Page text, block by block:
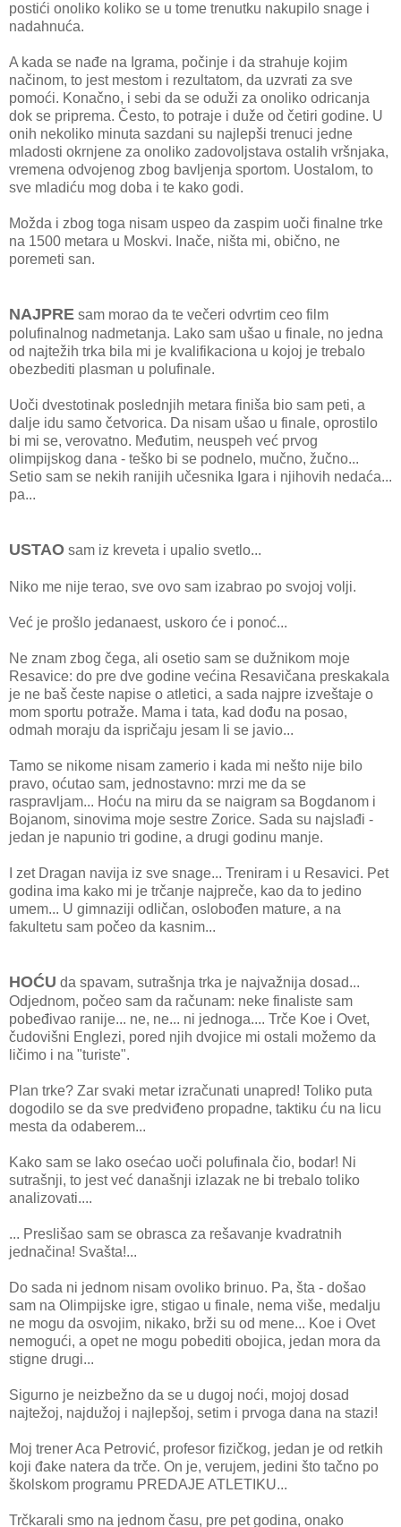
postići onoliko koliko se u tome trenutku nakupilo snage i
nadahnuća.
A kada se nađe na Igrama, počinje i da strahuje kojim
načinom, to jest mestom i rezultatom, da uzvrati za sve
pomoći. Konačno, i sebi da se oduži za onoliko odricanja
dok se priprema. Često, to potraje i duže od četiri godine. U
onih nekoliko minuta sazdani su najlepši trenuci jedne
mladosti okrnjene za onoliko zadovoljstava ostalih vršnjaka,
vremena odvojenog zbog bavljenja sportom. Uostalom, to
sve mladiću mog doba i te kako godi.
Možda i zbog toga nisam uspeo da zaspim uoči finalne trke
na 1500 metara u Moskvi. Inače, ništa mi, obično, ne
poremeti san.
NAJPRE sam morao da te večeri odvrtim ceo film
polufinalnog nadmetanja. Lako sam ušao u finale, no jedna
od najtežih trka bila mi je kvalifikaciona u kojoj je trebalo
obezbediti plasman u polufinale.
Uoči dvestotinak poslednjih metara finiša bio sam peti, a
dalje idu samo četvorica. Da nisam ušao u finale, oprostilo
bi mi se, verovatno. Međutim, neuspeh već prvog
olimpijskog dana - teško bi se podnelo, mučno, žučno...
Setio sam se nekih ranijih učesnika Igara i njihovih nedaća...
pa...
USTAO sam iz kreveta i upalio svetlo...
Niko me nije terao, sve ovo sam izabrao po svojoj volji.
Već je prošlo jedanaest, uskoro će i ponoć...
Ne znam zbog čega, ali osetio sam se dužnikom moje
Resavice: do pre dve godine većina Resavičana preskakala
je ne baš česte napise o atletici, a sada najpre izveštaje o
mom sportu potraže. Mama i tata, kad dođu na posao,
odmah moraju da ispričaju jesam li se javio...
Tamo se nikome nisam zamerio i kada mi nešto nije bilo
pravo, oćutao sam, jednostavno: mrzi me da se
raspravljam... Hoću na miru da se naigram sa Bogdanom i
Bojanom, sinovima moje sestre Zorice. Sada su najslađi -
jedan je napunio tri godine, a drugi godinu manje.
I zet Dragan navija iz sve snage... Treniram i u Resavici. Pet
godina ima kako mi je trčanje najpreče, kao da to jedino
umem... U gimnaziji odličan, oslobođen mature, a na
fakultetu sam počeo da kasnim...
HOĆU da spavam, sutrašnja trka je najvažnija dosad...
Odjednom, počeo sam da računam: neke finaliste sam
pobeđivao ranije... ne, ne... ni jednoga.... Trče Koe i Ovet,
čudovišni Englezi, pored njih dvojice mi ostali možemo da
ličimo i na "turiste".
Plan trke? Zar svaki metar izračunati unapred! Toliko puta
dogodilo se da sve predviđeno propadne, taktiku ću na licu
mesta da odaberem...
Kako sam se lako osećao uoči polufinala čio, bodar! Ni
sutrašnji, to jest već današnji izlazak ne bi trebalo toliko
analizovati....
... Preslišao sam se obrasca za rešavanje kvadratnih
jednačina! Svašta!...
Do sada ni jednom nisam ovoliko brinuo. Pa, šta - došao
sam na Olimpijske igre, stigao u finale, nema više, medalju
ne mogu da osvojim, nikako, brži su od mene... Koe i Ovet
nemogući, a opet ne mogu pobediti obojica, jedan mora da
stigne drugi...
Sigurno je neizbežno da se u dugoj noći, mojoj dosad
najtežoj, najdužoj i najlepšoj, setim i prvoga dana na stazi!
Moj trener Aca Petrović, profesor fizičkog, jedan je od retkih
koji đake natera da trče. On je, verujem, jedini što tačno po
školskom programu PREDAJE ATLETIKU...
Trčkarali smo na jednom času, pre pet godina, onako